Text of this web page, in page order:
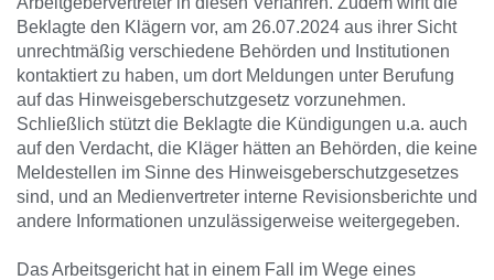
Beklagte den Klägern vor, am 26.07.2024 aus ihrer Sicht
unrechtmäßig verschiedene Behörden und Institutionen
kontaktiert zu haben, um dort Meldungen unter Berufung
auf das Hinweisgeberschutzgesetz vorzunehmen.
Schließlich stützt die Beklagte die Kündigungen u.a. auch
auf den Verdacht, die Kläger hätten an Behörden, die keine
Meldestellen im Sinne des Hinweisgeberschutzgesetzes
sind, und an Medienvertreter interne Revisionsberichte und
andere Informationen unzulässigerweise weitergegeben.
Das Arbeitsgericht hat in einem Fall im Wege eines